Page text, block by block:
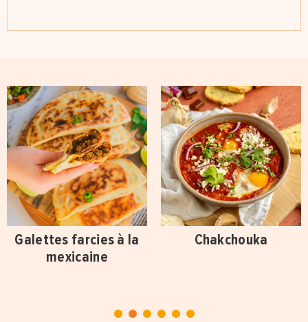
Galettes farcies à la
mexicaine
Chakchouka
3 4 5 6